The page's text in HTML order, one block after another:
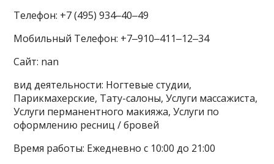
Телефон: +7 (495) 934‒40‒49
Мобильный Телефон: +7‒910‒411‒12‒34
Сайт: nan
вид деятельности: Ногтевые студии,
Парикмахерские, Тату-салоны, Услуги массажиста,
Услуги перманентного макияжа, Услуги по
оформлению ресниц / бровей
Время работы: Ежедневно с 10:00 до 21:00